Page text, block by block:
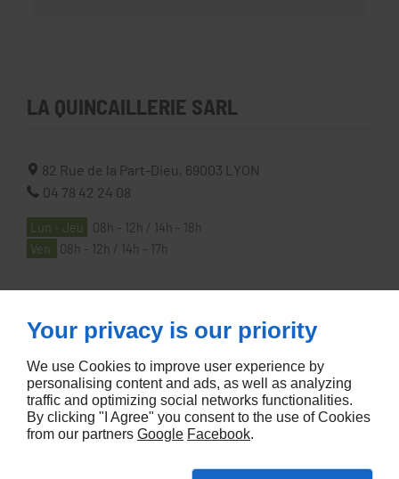
LA QUINCAILLERIE SARL
82 Rue de la Part-Dieu, 69003
LYON
04 78 42 24 08
Lun - Jeu
08h - 12h / 14h - 18h
Ven
08h - 12h / 14h - 17h
Accueil
Contactez-nous
Mentions légales
Plan du site
Your privacy is our priority
We use Cookies to improve user experience by
personalising content and ads, as well as analyzing
traffic and optimizing social networks functionalities.
By clicking "I Agree" you consent to the use of Cookies
from our partners Google Facebook.